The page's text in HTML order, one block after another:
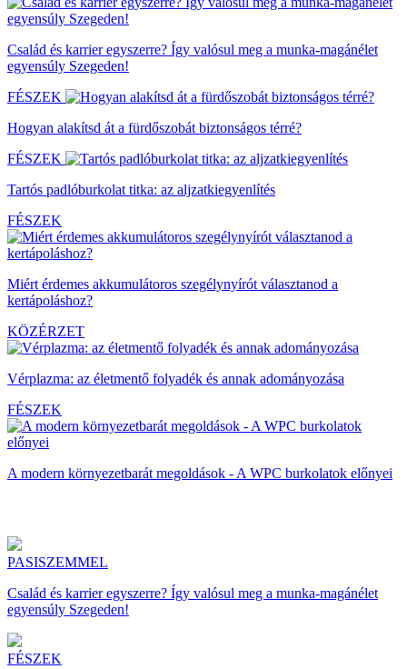
Család és karrier egyszerre? Így valósul meg a munka-magánélet
egyensúly Szegeden!
FÉSZEK
Hogyan alakítsd át a fürdőszobát biztonságos térré?
FÉSZEK
Tartós padlóburkolat titka: az aljzatkiegyenlítés
FÉSZEK
Miért érdemes akkumulátoros szegélynyírót választanod a
kertápoláshoz?
KÖZÉRZET
Vérplazma: az életmentő folyadék és annak adományozása
FÉSZEK
A modern környezetbarát megoldások - A WPC burkolatok előnyei
PASISZEMMEL
Család és karrier egyszerre? Így valósul meg a munka-magánélet
egyensúly Szegeden!
FÉSZEK